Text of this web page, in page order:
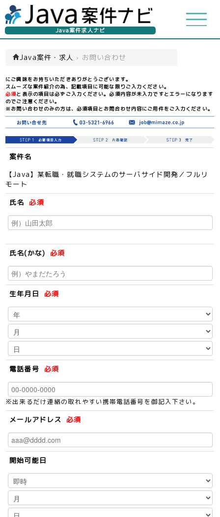
Java案件求人ナビ
Java案件・求人 › お問い合わせ
にご興味をお持ちいただきありがとうございます。
スムーズな案件紹介の為、記載項目に可能な限りご入力ください。
必須と表示の項目は必ずご入力ください。必須内容が未入力ですとエラーになります
のでご注意ください。
※お問い合わせのみの方は、必須項目とお問合わせ内容にご用件をご入力ください。
案件名
【Java】某転職・就職システムのサーバサイド開発／フルリ
モート
氏名 必須
氏名(かな) 必須
生年月日 必須
電話番号 必須
※出来るだけ連絡の取れやすい携帯電話番号を御記入下さい。
メールアドレス 必須
開始可能日